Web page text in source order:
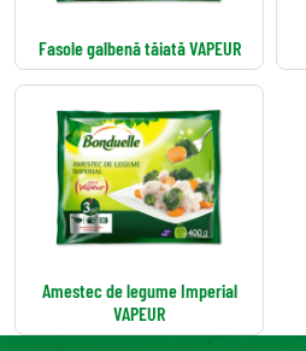
Fasole galbenă tăiată VAPEUR
Amestec de legume Imperial
VAPEUR